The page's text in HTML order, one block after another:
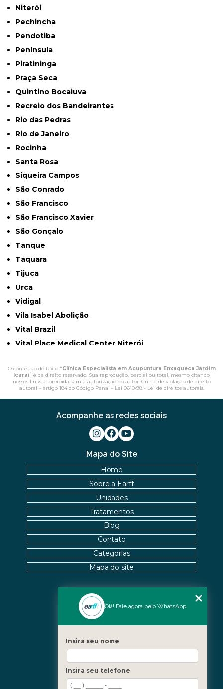
Niterói
Pechincha
Pendotiba
Península
Piratininga
Praça Seca
Quintino Bocaiuva
Recreio dos Bandeirantes
Rio das Pedras
Rio de Janeiro
Rocinha
Santa Rosa
Siqueira Campos
São Conrado
São Francisco
São Francisco Xavier
São Gonçalo
Tanque
Taquara
Tijuca
Urca
Vidigal
Vila Isabel Abolição
Vital Brazil
Vital Place Medical Center Niterói
O conteúdo do texto "Clínica Especialista em Acupuntura Enxaqueca Jardim
Icaraí" é de direito reservado. Sua reprodução, parcial ou total, mesmo citando
nossos links, é proibida sem a autorização do autor. Crime de violação de direito
autoral – artigo 184 do Código Penal – Lei 9610/98 - Lei de direitos autorais.
Fale Conosco
Nossas Unidades
Barra - Rio de Janeiro
Mapa do Site
Home
Sobre a Earff
Unidades
Tratamentos
Blog
Contato
Categorias
Mapa do site
Acompanhe as redes sociais
Olá! Fale agora pelo WhatsApp
Insira seu nome
Insira seu telefone